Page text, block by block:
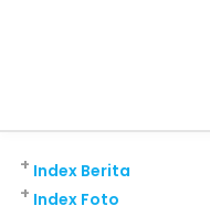
Index Berita
+
Index Foto
+